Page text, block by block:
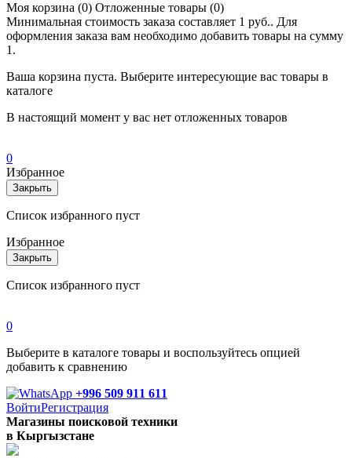
Моя корзина (0) Отложенные товары (0)
Минимальная стоимость заказа составляет 1 руб.. Для
оформления заказа вам необходимо добавить товары на сумму
1.
Ваша корзина пуста. Выберите интересующие вас товары в
каталоге
В настоящий момент у вас нет отложенных товаров
0
Избранное
Закрыть
Список избранного пуст
Избранное
Закрыть
Список избранного пуст
0
Выберите в каталоге товары и воспользуйтесь опцией
добавить к сравнению
+996 509 911 611
ВойтиРегистрация
Магазины поисковой техники
в Кыргызстане